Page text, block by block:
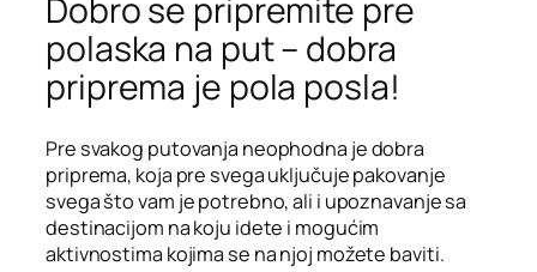
Dobro se pripremite pre
polaska na put – dobra
priprema je pola posla!
Pre svakog putovanja neophodna je dobra
priprema, koja pre svega uključuje pakovanje
svega što vam je potrebno, ali i upoznavanje sa
destinacijom na koju idete i mogućim
aktivnostima kojima se na njoj možete baviti.